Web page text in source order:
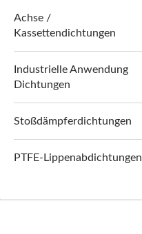
Achse /
Kassettendichtungen
Industrielle Anwendung
Dichtungen
Stoßdämpferdichtungen
PTFE-Lippenabdichtungen